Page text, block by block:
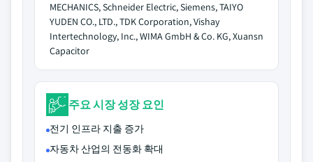
MECHANICS, Schneider Electric, Siemens, TAIYO
YUDEN CO., LTD., TDK Corporation, Vishay
Intertechnology, Inc., WIMA GmbH & Co. KG, Xuansn
Capacitor
주요 시장 성장 요인
전기 인프라 지출 증가
자동차 산업의 전동화 확대